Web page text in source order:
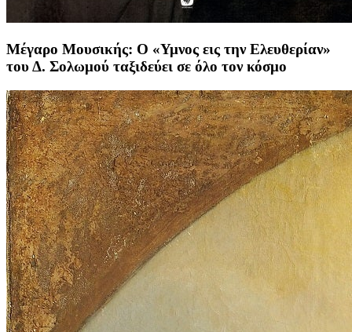
Μέγαρο Μουσικής: Ο «Υμνος εις την Eλευθερίαν»
του Δ. Σολωμού ταξιδεύει σε όλο τον κόσμο